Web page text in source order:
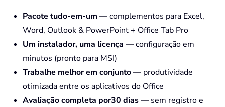
Pacote tudo-em-um — complementos para Excel,
Word, Outlook & PowerPoint + Office Tab Pro
Um instalador, uma licença — configuração em
minutos (pronto para MSI)
Trabalhe melhor em conjunto— produtividade
otimizada entre os aplicativos do Office
Avaliação completa por30 dias— sem registro e